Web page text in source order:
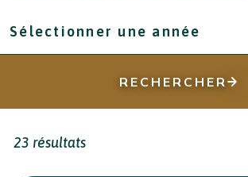
RECHERCHER
23 résultats